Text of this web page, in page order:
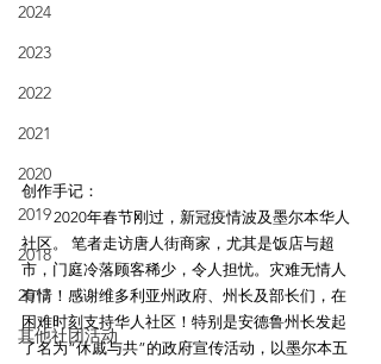
2024
2023
2022
2021
2020
2019
2018
2017
其他社团活动
创作手记：
         2020年春节刚过，新冠疫情波及墨尔本华人
社区。 笔者走访唐人街商家，尤其是饭店与超
市，门庭冷落顾客稀少，令人担忧。灾难无情人
有情！感谢维多利亚州政府、州长及部长们，在
困难时刻支持华人社区！特别是安德鲁州长发起
了名为“休戚与共”的政府宣传活动，以墨尔本五